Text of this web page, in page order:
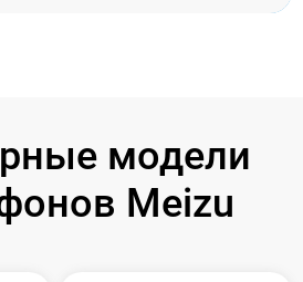
модели
Meizu